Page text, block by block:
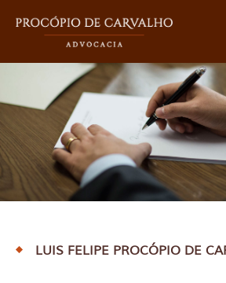
LUIS FELIPE PROCÓPIO DE